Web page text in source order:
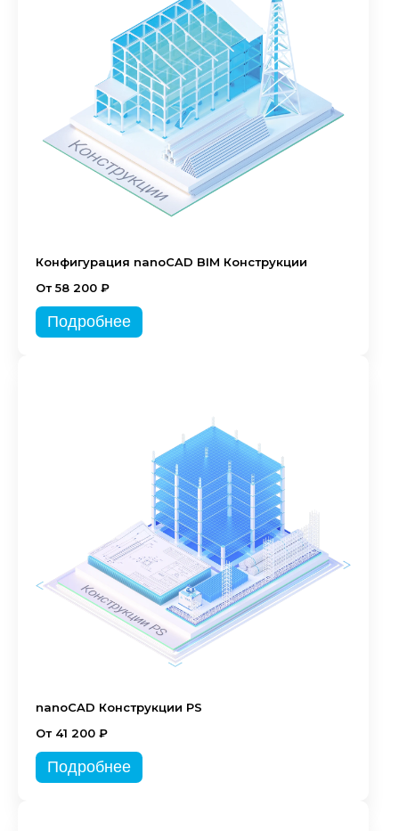
Конфигурация nanoCAD BIM Конструкции
От 58 200 ₽
Подробнее
nanoCAD Конструкции PS
От 41 200 ₽
Подробнее